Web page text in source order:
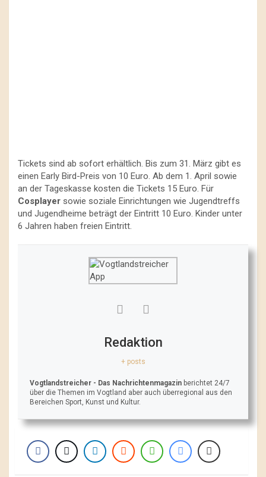
Tickets sind ab sofort erhältlich. Bis zum 31. März gibt es
einen Early Bird-Preis von 10 Euro. Ab dem 1. April sowie
an der Tageskasse kosten die Tickets 15 Euro. Für
Cosplayer sowie soziale Einrichtungen wie Jugendtreffs
und Jugendheime beträgt der Eintritt 10 Euro. Kinder unter
6 Jahren haben freien Eintritt.
Redaktion
+ posts
Vogtlandstreicher - Das Nachrichtenmagazin berichtet 24/7
über die Themen im Vogtland aber auch überregional aus den
Bereichen Sport, Kunst und Kultur.